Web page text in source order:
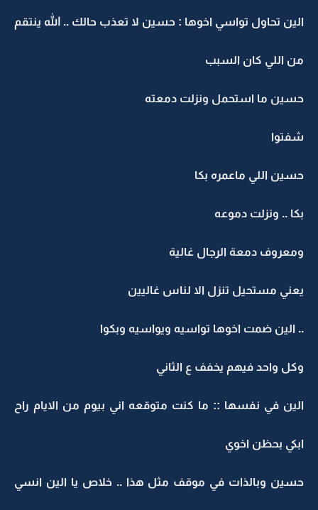
الين تحاول تواسي اخوها : حسين لا تعذب حالك .. الله ينتقم
من اللي كان السبب
حسين ما استحمل ونزلت دمعته
شفتوا
حسين اللي ماعمره بكا
بكا .. ونزلت دموعه
ومعروف دمعة الرجال غالية
يعني مستحيل تنزل الا لناس غاليين
.. الين ضمت اخوها تواسيه ويواسيه وبكوا
وكل واحد فيهم يخفف ع الثاني
الين في نفسها :: ما كنت متوقعه اني بيوم من الايام راح
ابكي بحظن اخوي
حسين وبالذات في موقف مثل هذا .. خلاص يا الين انسي